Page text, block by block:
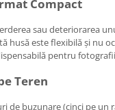
Compact
sau deteriorarea
husă este flexibilă și
pentru
Teren
de buzunare (cinci pe un